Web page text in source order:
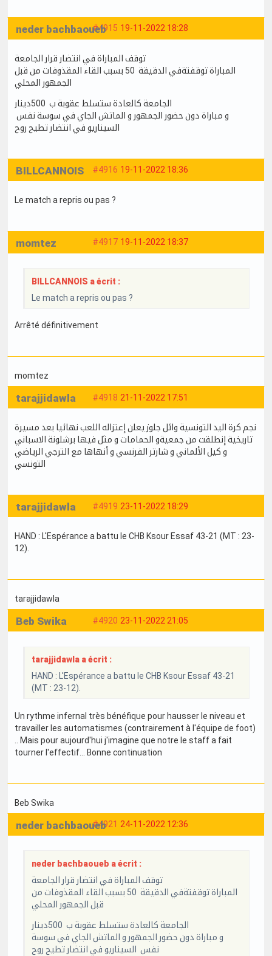
#4915 19-11-2022 18:28
neder bachbaoueb
توقف المباراة في انتضار قرار الجامعة
المباراة توقفتةفي الدقيقة 50 بسبب القاء المقذوفات من قبل
الجمهور المحلي
الجامعة كالعادة ستسلط عقوبة ب 500دينار
و مباراة دون حضور الجمهور و الماتش الجاي في سوسة نفس
السيناريو في انتضار تطيح روح
#4916 19-11-2022 18:36
BILLCANNOIS
Le match a repris ou pas ?
#4917 19-11-2022 18:37
momtez
BILLCANNOIS a écrit :
Le match a repris ou pas ?
Arrêté définitivement
momtez
#4918 21-11-2022 17:51
tarajjidawla
نجم كرة اليد التونسية وائل جلوز يعلن إعتزاله اللعب نهائيا بعد مسيرة
تاريخية إنطلقت من جمعيةو الحمامات و مثل فيها برشلونة الاسباني
و كيل الألماني و شارتر الفرنسي و أنهاها مع الترجي الرياضي
التونسي
#4919 23-11-2022 18:29
tarajjidawla
HAND : L'Espérance a battu le CHB Ksour Essaf 43-21 (MT : 23-
12).
tarajjidawla
#4920 23-11-2022 21:05
Beb Swika
tarajjidawla a écrit :
HAND : L'Espérance a battu le CHB Ksour Essaf 43-21
(MT : 23-12).
Un rythme infernal très bénéfique pour hausser le niveau et
travailler les automatismes (contrairement à l'équipe de foot)
.. Mais pour aujourd'hui j'imagine que notre le staff a fait
tourner l'effectif... Bonne continuation
Beb Swika
#4921 24-11-2022 12:36
neder bachbaoueb
neder bachbaoueb a écrit :
توقف المباراة في انتضار قرار الجامعة
المباراة توقفتةفي الدقيقة 50 بسبب القاء المقذوفات من
قبل الجمهور المحلي
الجامعة كالعادة ستسلط عقوبة ب 500دينار
و مباراة دون حضور الجمهور و الماتش الجاي في سوسة
نفس السيناريو في انتضار تطيح روح